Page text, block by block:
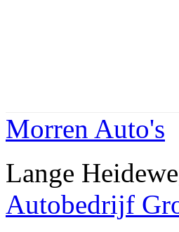
Morren Auto's
Lange
Autobedrijf